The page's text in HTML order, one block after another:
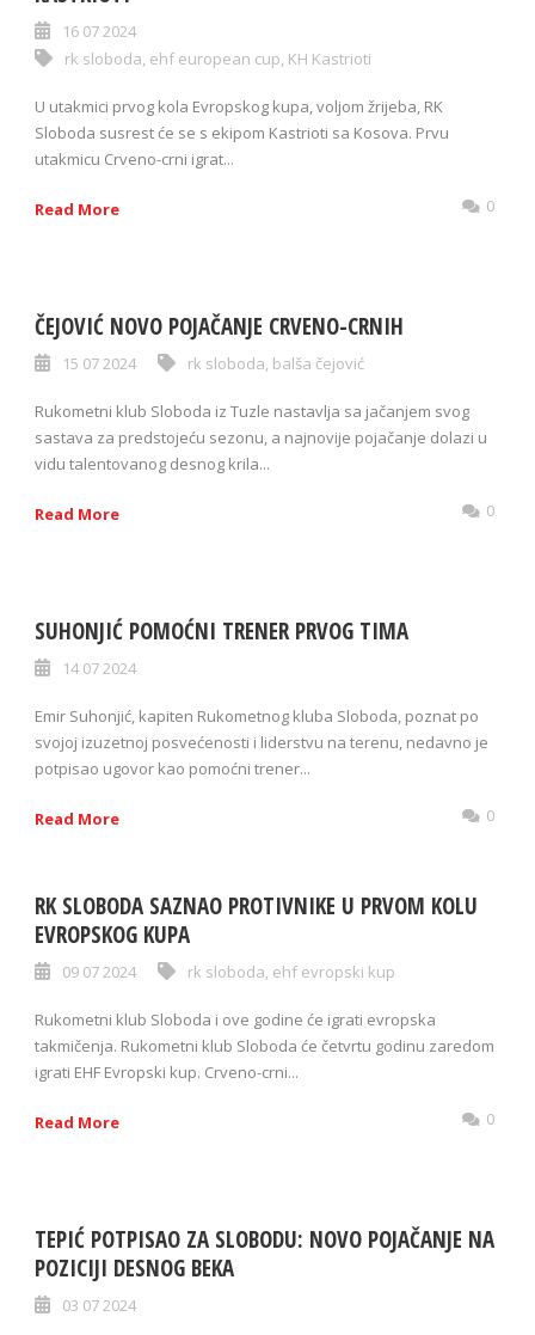
16 07 2024
rk sloboda, ehf european cup, KH Kastrioti
U utakmici prvog kola Evropskog kupa, voljom žrijeba, RK
Sloboda susrest će se s ekipom Kastrioti sa Kosova. Prvu
utakmicu Crveno-crni igrat...
Read More 0
ČEJOVIĆ NOVO POJAČANJE CRVENO-CRNIH
15 07 2024 rk sloboda, balša čejović
Rukometni klub Sloboda iz Tuzle nastavlja sa jačanjem svog
sastava za predstojeću sezonu, a najnovije pojačanje dolazi u
vidu talentovanog desnog krila...
Read More 0
SUHONJIĆ POMOĆNI TRENER PRVOG TIMA
14 07 2024
Emir Suhonjić, kapiten Rukometnog kluba Sloboda, poznat po
svojoj izuzetnoj posvećenosti i liderstvu na terenu, nedavno je
potpisao ugovor kao pomoćni trener...
Read More 0
RK SLOBODA SAZNAO PROTIVNIKE U PRVOM KOLU
EVROPSKOG KUPA
09 07 2024 rk sloboda, ehf evropski kup
Rukometni klub Sloboda i ove godine će igrati evropska
takmičenja. Rukometni klub Sloboda će četvrtu godinu zaredom
igrati EHF Evropski kup. Crveno-crni...
Read More 0
TEPIĆ POTPISAO ZA SLOBODU: NOVO POJAČANJE NA
POZICIJI DESNOG BEKA
03 07 2024